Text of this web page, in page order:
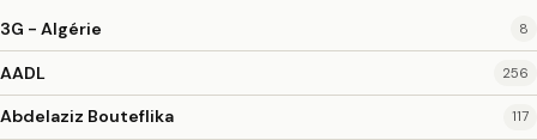
3G - Algérie 8
AADL 256
Abdelaziz Bouteflika 117